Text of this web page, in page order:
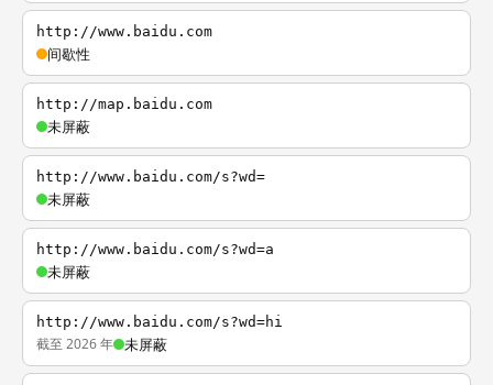
http://www.baidu.com
间歇性
http://map.baidu.com
未屏蔽
http://www.baidu.com/s?wd=
未屏蔽
http://www.baidu.com/s?wd=a
未屏蔽
http://www.baidu.com/s?wd=hi
截至 2026 年 未屏蔽